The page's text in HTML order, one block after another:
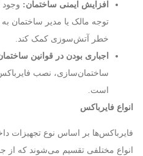
افزایش ایمنی ساختمان: وجود
توجه مالک یا مدیر ساختمان
خطر آتش‌سوزی کمک کند.
اجباری بودن در قوانین
ساختمان‌سازی، نصب
است.
انواع فایرباکس
فایرباکس‌ها بر اساس نوع تجهیزات
انواع مختلفی تقسیم می‌شوند که از